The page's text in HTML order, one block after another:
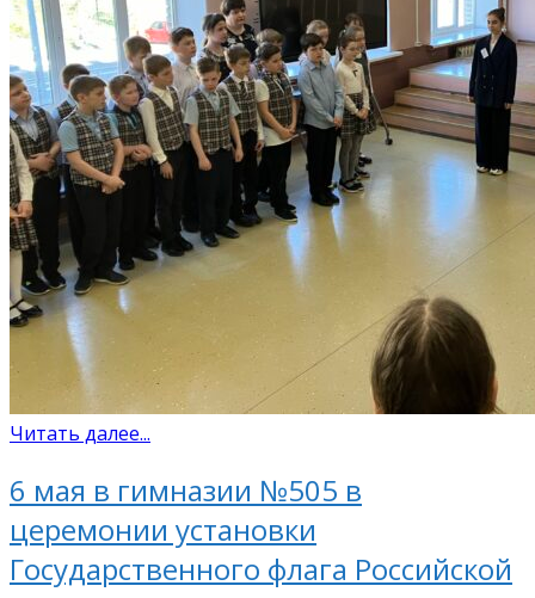
Читать далее...
6 мая в гимназии №505 в
церемонии установки
Государственного флага Российской